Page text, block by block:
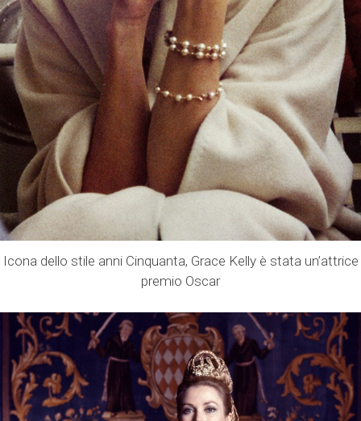
Icona dello stile anni Cinquanta, Grace Kelly è stata un’attrice
premio Oscar